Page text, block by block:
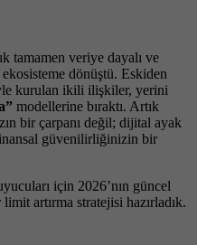
tamamen veriye dayalı ve
dönüştü. Eskiden
kurulan ikili ilişkiler, yerini
modellerine bıraktı. Artık
bir çarpanı değil; dijital ayak
güvenilirliğinizin bir
için 2026’nın güncel
artırma stratejisi hazırladık.